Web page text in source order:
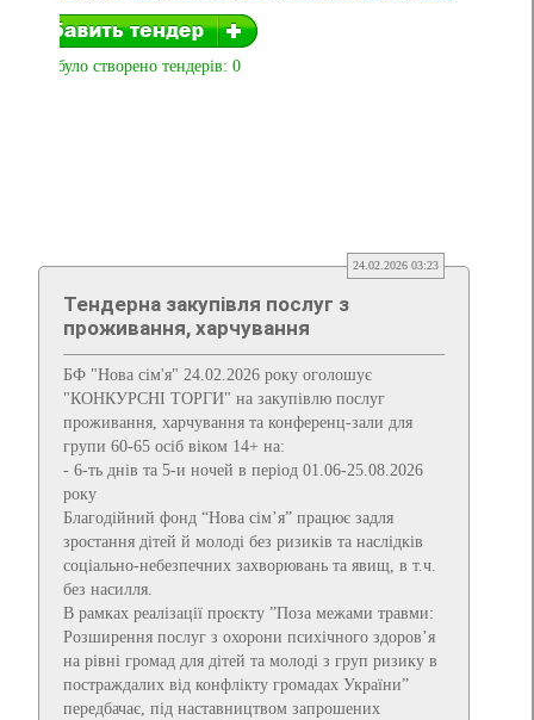
Вами було створено тендерів: 0
24.02.2026 03:23
Тендерна закупівля послуг з
проживання, харчування
БФ "Нова сім'я" 24.02.2026 року оголошує
"КОНКУРСНІ ТОРГИ" на закупівлю послуг
проживання, харчування та конференц-зали для
групи 60-65 осіб віком 14+ на:
- 6-ть днів та 5-и ночей в період 01.06-25.08.2026
року
Благодійний фонд “Нова сім’я” працює задля
зростання дітей й молоді без ризиків та наслідків
соціально-небезпечних захворювань та явищ, в т.ч.
без насилля.
В рамках реалізації проєкту ”Поза межами травми:
Розширення послуг з охорони психічного здоров’я
на рівні громад для дітей та молоді з груп ризику в
постраждалих від конфлікту громадах України”
передбачає, під наставництвом запрошених